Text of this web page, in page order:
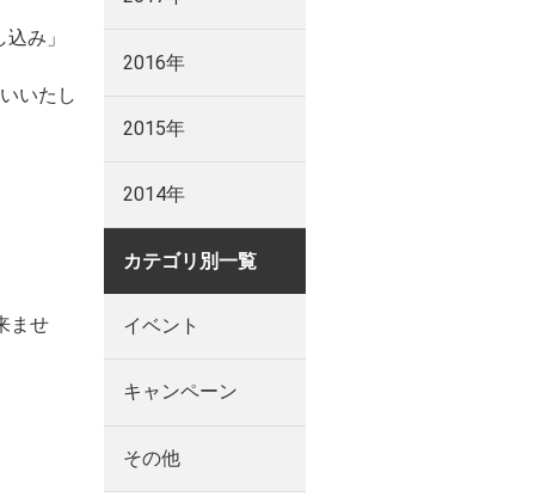
み」
いたし
ませ
2016年
2015年
2014年
カテゴリ別一覧
イベント
キャンペーン
その他